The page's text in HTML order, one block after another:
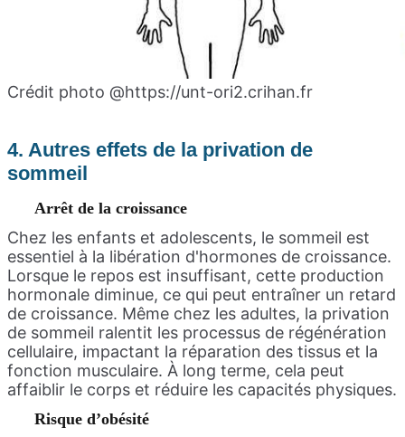
Crédit photo @https://unt-ori2.crihan.fr
4. Autres effets de la privation de
sommeil
Arrêt de la croissance
Chez les enfants et adolescents, le sommeil est
essentiel à la libération d'hormones de croissance.
Lorsque le repos est insuffisant, cette production
hormonale diminue, ce qui peut entraîner un retard
de croissance. Même chez les adultes, la privation
de sommeil ralentit les processus de régénération
cellulaire, impactant la réparation des tissus et la
fonction musculaire. À long terme, cela peut
affaiblir le corps et réduire les capacités physiques.
Risque d’obésité